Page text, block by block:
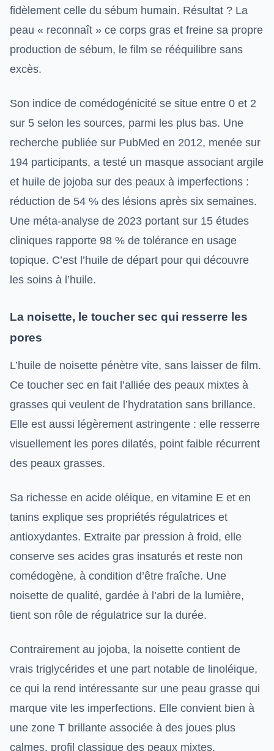
fidèlement celle du sébum humain. Résultat ? La
peau « reconnaît » ce corps gras et freine sa propre
production de sébum, le film se rééquilibre sans
excès.
Son indice de comédogénicité se situe entre 0 et 2
sur 5 selon les sources, parmi les plus bas. Une
recherche publiée sur PubMed en 2012, menée sur
194 participants, a testé un masque associant argile
et huile de jojoba sur des peaux à imperfections :
réduction de 54 % des lésions après six semaines.
Une méta-analyse de 2023 portant sur 15 études
cliniques rapporte 98 % de tolérance en usage
topique. C’est l’huile de départ pour qui découvre
les soins à l’huile.
La noisette, le toucher sec qui resserre les
pores
L’huile de noisette pénètre vite, sans laisser de film.
Ce toucher sec en fait l’alliée des peaux mixtes à
grasses qui veulent de l’hydratation sans brillance.
Elle est aussi légèrement astringente : elle resserre
visuellement les pores dilatés, point faible récurrent
des peaux grasses.
Sa richesse en acide oléique, en vitamine E et en
tanins explique ses propriétés régulatrices et
antioxydantes. Extraite par pression à froid, elle
conserve ses acides gras insaturés et reste non
comédogène, à condition d’être fraîche. Une
noisette de qualité, gardée à l’abri de la lumière,
tient son rôle de régulatrice sur la durée.
Contrairement au jojoba, la noisette contient de
vrais triglycérides et une part notable de linoléique,
ce qui la rend intéressante sur une peau grasse qui
marque vite les imperfections. Elle convient bien à
une zone T brillante associée à des joues plus
calmes, profil classique des peaux mixtes.